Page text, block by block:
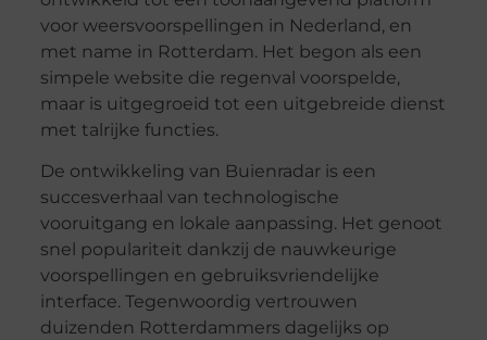
voor weersvoorspellingen in Nederland, en
met name in Rotterdam. Het begon als een
simpele website die regenval voorspelde,
maar is uitgegroeid tot een uitgebreide dienst
met talrijke functies.
De ontwikkeling van Buienradar is een
succesverhaal van technologische
vooruitgang en lokale aanpassing. Het genoot
snel populariteit dankzij de nauwkeurige
voorspellingen en gebruiksvriendelijke
interface. Tegenwoordig vertrouwen
duizenden Rotterdammers dagelijks op